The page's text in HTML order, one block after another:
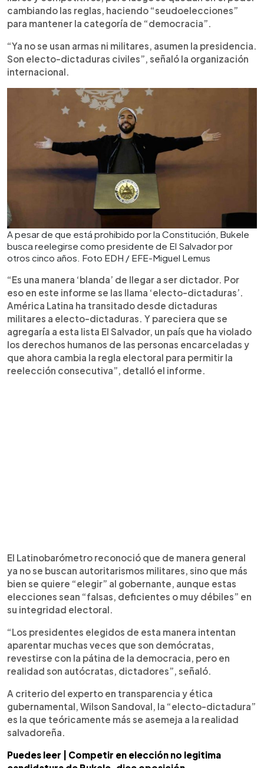
cambiando las reglas, haciendo “seudoelecciones”
para mantener la categoría de “democracia”.
“Ya no se usan armas ni militares, asumen la presidencia.
Son electo-dictaduras civiles”, señaló la organización
internacional.
A pesar de que está prohibido por la Constitución, Bukele
busca reelegirse como presidente de El Salvador por
otros cinco años. Foto EDH / EFE-Miguel Lemus
“Es una manera ‘blanda’ de llegar a ser dictador. Por
eso en este informe se las llama ‘electo-dictaduras’.
América Latina ha transitado desde dictaduras
militares a electo-dictaduras. Y pareciera que se
agregaría a esta lista El Salvador, un país que ha violado
los derechos humanos de las personas encarceladas y
que ahora cambia la regla electoral para permitir la
reelección consecutiva”, detalló el informe.
El Latinobarómetro reconoció que de manera general
ya no se buscan autoritarismos militares, sino que más
bien se quiere “elegir” al gobernante, aunque estas
elecciones sean “falsas, deficientes o muy débiles” en
su integridad electoral.
“Los presidentes elegidos de esta manera intentan
aparentar muchas veces que son demócratas,
revestirse con la pátina de la democracia, pero en
realidad son autócratas, dictadores”, señaló.
A criterio del experto en transparencia y ética
gubernamental, Wilson Sandoval, la “electo-dictadura”
es la que teóricamente más se asemeja a la realidad
salvadoreña.
Puedes leer | Competir en elección no legitima